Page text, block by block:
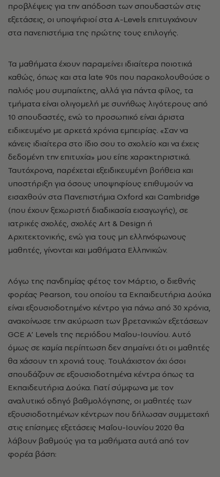
προβλέψεις για την απόδοση των σπουδαστών στις
εξετάσεις, οι υποψήφιοί στα A-Levels επιτυγχάνουν
στα πανεπιστήμια της πρώτης τους επιλογής.
Τα μαθήματα έχουν παραμείνει ιδιαίτερα ποιοτικά
καθώς, όπως και στα late 90s που παρακολουθούσε ο
παλιός μου συμπαίκτης, αλλά για πάντα φίλος, τα
τμήματα είναι ολιγομελή με συνήθως λιγότερους από
10 σπουδαστές, ενώ το προσωπικό είναι άριστα
ειδικευμένο με αρκετά χρόνια εμπειρίας. «Σαν να
κάνεις ιδιαίτερα στο ίδιο σου το σχολείο και να έχεις
δεδομένη την επιτυχία» μου είπε χαρακτηριστικά.
Ταυτόχρονα, παρέχεταi εξειδικευμένη βοήθεια και
υποστήριξη για όσους υποψηφίους επιθυμούν να
εισαχθούν στα Πανεπιστήμια Oxford και Cambridge
(που έχουν ξεχωριστή διαδικασία εισαγωγής), σε
ιατρικές σχολές, σχολές Art & Design ή
Αρχιτεκτονικής, ενώ για τους μη ελληνόφωνους
μαθητές, γίνονται και μαθήματα Ελληνικών.
Λόγω της πανδημίας φέτος τον Μάρτιο, ο διεθνής
φορέας Pearson, του οποίου τα Εκπαιδευτήρια Δούκα
είναι εξουσιοδοτημένο κέντρο για πάνω από 30 χρόνια,
ανακοίνωσε την ακύρωση των βρετανικών εξετάσεων
GCE A’ Levels της περιόδου Μαΐου-Ιουνίου. Αυτό
όμως σε καμία περίπτωση δεν σημαίνει ότι οι μαθητές
θα χάσουν τη χρονιά τους. Τουλάχιστον όχι όσοι
σπουδάζουν σε εξουσιοδοτημένα κέντρα όπως τα
Εκπαιδευτήρια Δούκα. Γιατί σύμφωνα με τον
αναλυτικό οδηγό βαθμολόγησης, οι μαθητές των
εξουσιοδοτημένων κέντρων που δήλωσαν συμμετοχή
στις επίσημες εξετάσεις Μαΐου-Ιουνίου 2020 θα
λάβουν βαθμούς για τα μαθήματα αυτά από τον
φορέα βάση: